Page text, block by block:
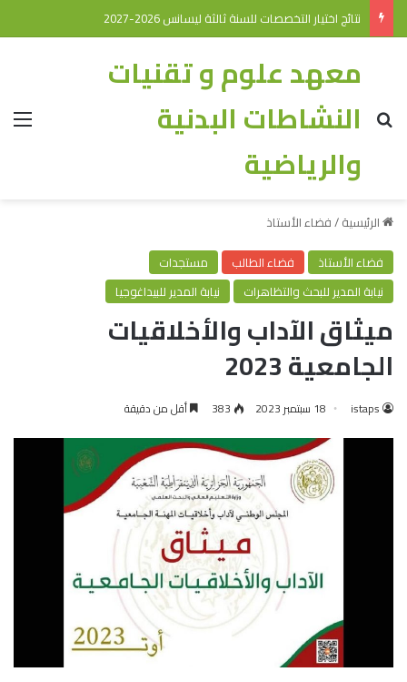
نتائج اختيار التخصصات للسنة ثالثة ليسانس 2026-2027
معهد علوم و تقنيات
النشاطات البدنية
والرياضية
الرئيسية/فضاء الأستاذ
فضاء الأستاذ
فضاء الطالب
مستجدات
نيابة المدير للبحث والتظاهرات
نيابة المدير للبيداغوجيا
ميثاق الآداب والأخلاقيات
الجامعية 2023
istaps 18 سبتمبر 2023 383 أقل من دقيقة